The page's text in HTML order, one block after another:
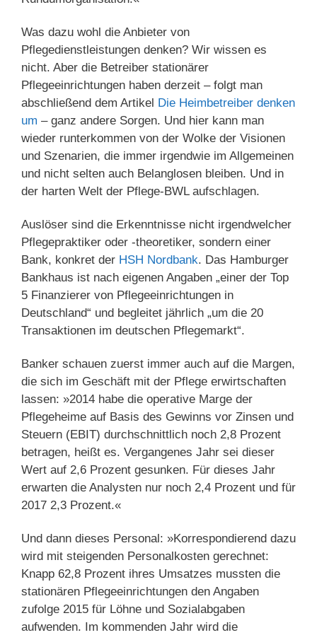
Was dazu wohl die Anbieter von
Pflegedienstleistungen denken? Wir wissen es
nicht. Aber die Betreiber stationärer
Pflegeeinrichtungen haben derzeit – folgt man
abschließend dem Artikel Die Heimbetreiber denken
um – ganz andere Sorgen. Und hier kann man
wieder runterkommen von der Wolke der Visionen
und Szenarien, die immer irgendwie im Allgemeinen
und nicht selten auch Belanglosen bleiben. Und in
der harten Welt der Pflege-BWL aufschlagen.
Auslöser sind die Erkenntnisse nicht irgendwelcher
Pflegepraktiker oder -theoretiker, sondern einer
Bank, konkret der HSH Nordbank. Das Hamburger
Bankhaus ist nach eigenen Angaben „einer der Top
5 Finanzierer von Pflegeeinrichtungen in
Deutschland“ und begleitet jährlich „um die 20
Transaktionen im deutschen Pflegemarkt“.
Banker schauen zuerst immer auch auf die Margen,
die sich im Geschäft mit der Pflege erwirtschaften
lassen: »2014 habe die operative Marge der
Pflegeheime auf Basis des Gewinns vor Zinsen und
Steuern (EBIT) durchschnittlich noch 2,8 Prozent
betragen, heißt es. Vergangenes Jahr sei dieser
Wert auf 2,6 Prozent gesunken. Für dieses Jahr
erwarten die Analysten nur noch 2,4 Prozent und für
2017 2,3 Prozent.«
Und dann dieses Personal: »Korrespondierend dazu
wird mit steigenden Personalkosten gerechnet:
Knapp 62,8 Prozent ihres Umsatzes mussten die
stationären Pflegeeinrichtungen den Angaben
zufolge 2015 für Löhne und Sozialabgaben
aufwenden. Im kommenden Jahr wird die